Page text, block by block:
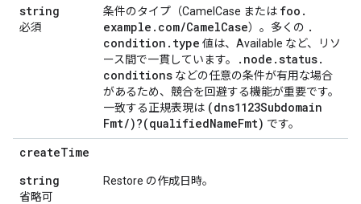
string
必須
条件のタイプ（CamelCase または foo .
example . com/CamelCase）。多くの .
condition . type 値は、Available など、リソ
ース間で一貫しています。
. node .status.
conditions などの任意の条件が有用な場合
があるため、競合を回避する機能が重要です。
一致する正規表現は (dns1123Subdomain
Fmt/)?(qualifiedNameFmt) です。
createTime
string
省略可
Restore の作成日時。